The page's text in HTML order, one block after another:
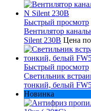
Быстрый просмотр
Вентилятор
Silent 230В Цена
Быстрый просмотр
Светильник
тонкий, белый
Новинка